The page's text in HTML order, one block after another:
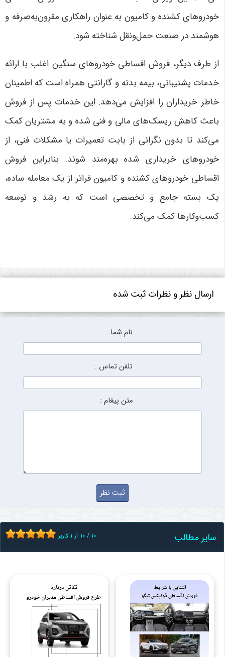
خودروهای کشنده و کامیون به عنوان راهکاری مقرون‌به‌صرفه و
هوشمند در صنعت حمل‌ونقل شناخته شود.
از طرف دیگر، فروش اقساطی خودروهای سنگین اغلب با ارائه
خدمات پشتیبانی، بیمه بدنه و گارانتی همراه است که اطمینان
خاطر خریداران را افزایش می‌دهد. این خدمات پس از فروش
باعث کاهش ریسک‌های مالی و فنی شده و به مشتریان کمک
می‌کند تا بدون نگرانی از بابت تعمیرات یا مشکلات فنی، از
خودروهای خریداری شده بهره‌مند شوند. بنابراین فروش
اقساطی خودروهای کشنده و کامیون فراتر از یک معامله ساده،
یک بسته جامع و تخصصی است که به رشد و توسعه
کسب‌وکارها کمک می‌کند.
ارسال نظر و نظرات ثبت شده
نام شما :
تلفن تماس :
متن پیغام :
سایر مطالب 10 / 10 از 1کاربر